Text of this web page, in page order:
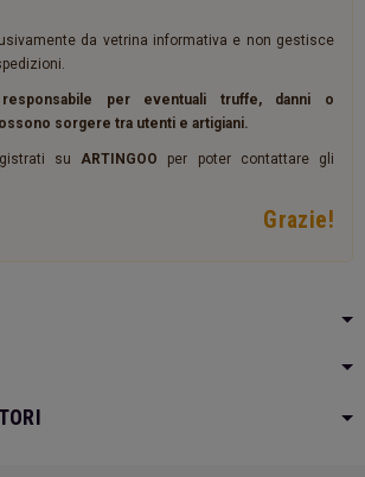
da vetrina informativa e non gestisce
per eventuali truffe, danni o
sorgere tra utenti e artigiani.
su ARTINGOO per poter contattare gli
Grazie!